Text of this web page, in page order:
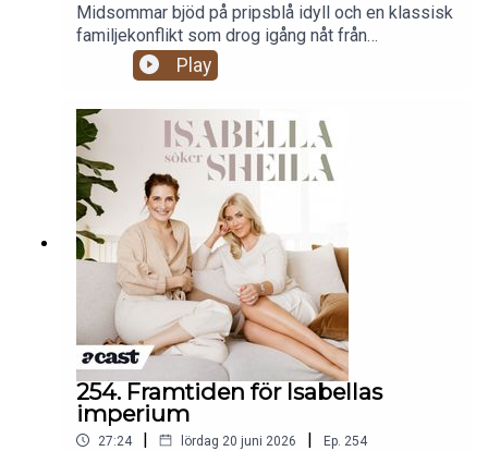
Midsommar bjöd på pripsblå idyll och en klassisk
familjekonflikt som drog igång nåt från
barndomen. Sen spårar samtalet in på vad en
riktig paus egentligen är: tio dagar ensam i
Amazonas med en machete, eller incheckning på
ett lyxigt hälsoläger i Österrike? En om att söka
det obekväma, det trygga, och vart man själv
faktiskt hör hemma.Produceras av More Than
Words
Play
254. Framtiden för Isabellas
imperium
27:24 | lördag 20 juni 2026 | Ep. 254